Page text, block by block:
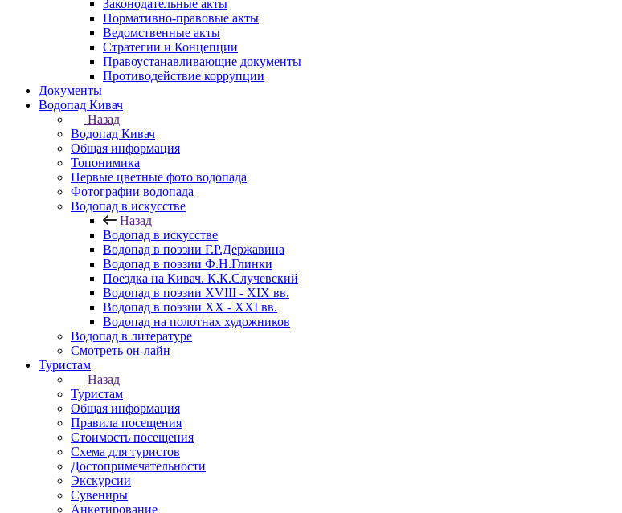
Законодательные акты
Нормативно-правовые акты
Ведомственные акты
Стратегии и Концепции
Правоустанавливающие документы
Противодействие коррупции
Документы
Водопад Кивач
Назад
Водопад Кивач
Общая информация
Топонимика
Первые цветные фото водопада
Фотографии водопада
Водопад в искусстве
Назад
Водопад в искусстве
Водопад в поэзии Г.Р.Державина
Водопад в поэзии Ф.Н.Глинки
Поездка на Кивач. К.К.Случевский
Водопад в поэзии XVIII - XIX вв.
Водопад в поэзии XX - XXI вв.
Водопад на полотнах художников
Водопад в литературе
Смотреть он-лайн
Туристам
Назад
Туристам
Общая информация
Правила посещения
Стоимость посещения
Схема для туристов
Достопримечательности
Экскурсии
Сувениры
Анкетирование